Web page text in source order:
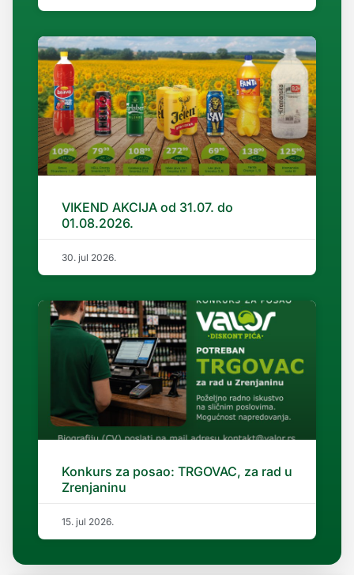
VIKEND AKCIJA od 31.07. do
01.08.2026.
30. jul 2026.
Konkurs za posao: TRGOVAC, za rad u
Zrenjaninu
15. jul 2026.